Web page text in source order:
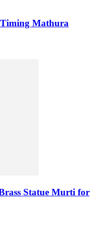
Timing Mathura
Statue Murti for